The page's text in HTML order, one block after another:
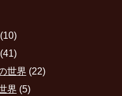
(10)
(41)
世界 (22)
界 (5)